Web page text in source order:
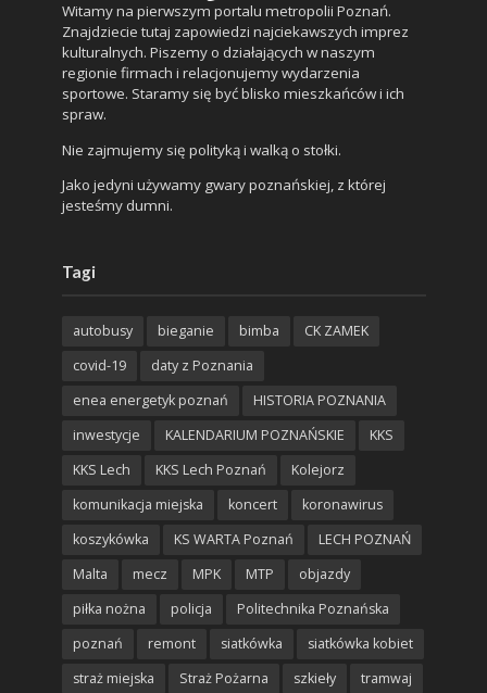
Witamy na pierwszym portalu metropolii Poznań.
Znajdziecie tutaj zapowiedzi najciekawszych imprez
kulturalnych. Piszemy o działających w naszym
regionie firmach i relacjonujemy wydarzenia
sportowe. Staramy się być blisko mieszkańców i ich
spraw.
Nie zajmujemy się polityką i walką o stołki.
Jako jedyni używamy gwary poznańskiej, z której
jesteśmy dumni.
Tagi
autobusy bieganie bimba
CK ZAMEK
covid-19
daty z Poznania
enea energetyk poznań
HISTORIA POZNANIA
inwestycje
KALENDARIUM POZNAŃSKIE
KKS
KKS Lech
KKS Lech Poznań
Kolejorz
komunikacja miejska
koncert
koronawirus
koszykówka
KS WARTA Poznań
LECH POZNAŃ
Malta
mecz MPK MTP
objazdy
piłka nożna
policja
Politechnika Poznańska
poznań
remont siatkówka
siatkówka kobiet
straż miejska
Straż Pożarna szkieły tramwaj